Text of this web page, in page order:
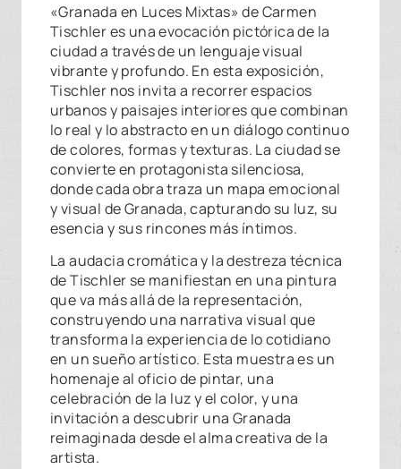
«Granada en Luces Mixtas» de Carmen
Tischler es una evocación pictórica de la
ciudad a través de un lenguaje visual
vibrante y profundo. En esta exposición,
Tischler nos invita a recorrer espacios
urbanos y paisajes interiores que combinan
lo real y lo abstracto en un diálogo continuo
de colores, formas y texturas. La ciudad se
convierte en protagonista silenciosa,
donde cada obra traza un mapa emocional
y visual de Granada, capturando su luz, su
esencia y sus rincones más íntimos.
La audacia cromática y la destreza técnica
de Tischler se manifiestan en una pintura
que va más allá de la representación,
construyendo una narrativa visual que
transforma la experiencia de lo cotidiano
en un sueño artístico. Esta muestra es un
homenaje al oficio de pintar, una
celebración de la luz y el color, y una
invitación a descubrir una Granada
reimaginada desde el alma creativa de la
artista.